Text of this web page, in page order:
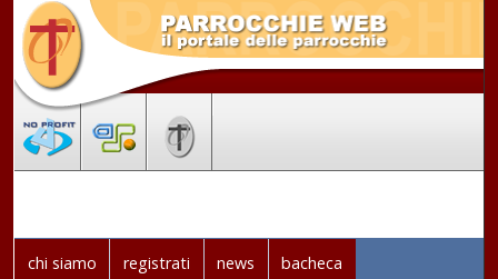
chi siamo registrati news bacheca